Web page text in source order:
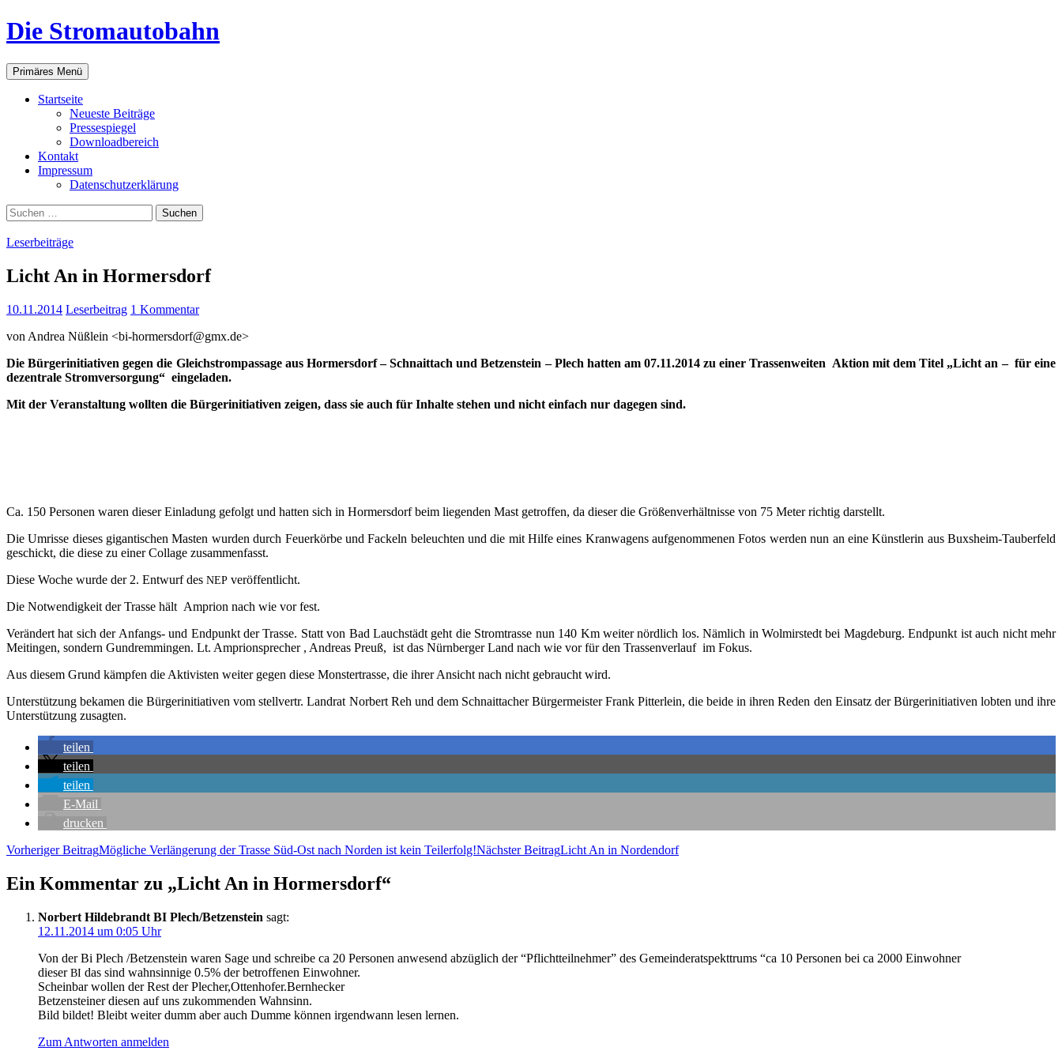
Zum
Inhalt
Die Stromautobahn
Suchen
Primäres Menü
Start­sei­te
Neu­es­te Beiträge
Pres­se­spie­gel
Down­load­be­reich
Kon­takt
Impres­sum
Daten­schutz­er­klä­rung
Suchen
nach:
Leserbeiträge
Licht An in Hormersdorf
10.11.2014 Leserbeitrag 1 Kommentar
von Andrea Nüß­lein <bi-hormersdorf@gmx.de>
Die Bür­ger­initia­ti­ven gegen die Gleich­strom­pas­sa­ge aus Hor­mers­dorf – Schnaitt­ach und Bet­zen­stein – Ple­ch hat­ten am 07.11.2014 zu einer Tras­sen­wei­ten Akti­on mit dem Titel „Licht an – für eine
dezen­tra­le Strom­ver­sor­gung“ eingeladen.
Mit der Ver­an­stal­tung woll­ten die Bür­ger­initia­ti­ven zei­gen, dass sie auch für Inhal­te ste­hen und nicht ein­fach nur dage­gen sind.
Ca. 150 Per­so­nen waren die­ser Ein­la­dung gefolgt und hat­ten sich in Hor­mers­dorf beim lie­gen­den Mast getrof­fen, da die­ser die Grö­ßen­ver­hält­nis­se von 75 Meter rich­tig darstellt.
Die Umris­se die­ses gigan­ti­schen Mas­ten wur­den durch Feu­er­kör­be und Fackeln beleuch­ten und die mit Hil­fe eines Kran­wa­gens auf­ge­nom­me­nen Fotos wer­den nun an eine Künst­le­rin aus Bux­sheim-Tau­ber­feld
geschickt, die die­se zu einer Col­la­ge zusammenfasst.
Die­se Woche wur­de der 2. Ent­wurf des NEP veröffentlicht.
Die Not­wen­dig­keit der Tras­se hält Ampri­on nach wie vor fest.
Ver­än­dert hat sich der Anfangs- und End­punkt der Tras­se. Statt von Bad Lauch­städt geht die Strom­tras­se nun 140 Km wei­ter nörd­lich los. Näm­lich in Wol­mir­stedt bei Mag­de­burg. End­punkt ist auch nicht mehr
Meit­in­gen, son­dern Gund­rem­min­gen. Lt. Ampri­o­n­spre­cher , Andre­as Preuß, ist das Nürn­ber­ger Land nach wie vor für den Tras­sen­ver­lauf im Fokus.
Aus die­sem Grund kämp­fen die Akti­vis­ten wei­ter gegen die­se Mons­ter­tras­se, die ihrer Ansicht nach nicht gebraucht wird.
Unter­stüt­zung beka­men die Bür­ger­initia­ti­ven vom stell­vertr. Land­rat Nor­bert Reh und dem Schnaitta­cher Bür­ger­meis­ter Frank Pit­ter­lein, die bei­de in ihren Reden den Ein­satz der Bür­ger­initia­ti­ven lob­ten und ihre
Unter­stüt­zung zusagten.
tei­len
tei­len
tei­len
E‑Mail
dru­cken
Beitragsnavigation
Vorheriger BeitragMög­li­che Ver­län­ge­rung der Tras­se Süd-Ost nach Nor­den ist kein Teilerfolg!Nächster BeitragLicht An in Nordendorf
Ein Kommentar zu „Licht An in Hormersdorf“
Norbert Hildebrandt BI Plech/Betzenstein sagt:
12.11.2014 um 0:05 Uhr
Von der Bi Ple­ch /Betzenstein waren Sage und schrei­be ca 20 Per­so­nen anwe­send abzüg­lich der “Pflicht­teil­neh­mer” des Gemein­de­rat­spekt­trums “ca 10 Per­so­nen bei ca 2000 Einwohner
die­serBI das sind wahn­sin­ni­ge 0.5% der betrof­fe­nen Einwohner.
Schein­bar wol­len der Rest der Plecher,Ottenhofer.Bernhecker
Bet­zen­stei­ner die­sen auf uns zukom­men­den Wahnsinn.
Bild bil­det! Bleibt wei­ter dumm aber auch Dum­me kön­nen irgend­wann lesen lernen.
Zum Antworten anmelden